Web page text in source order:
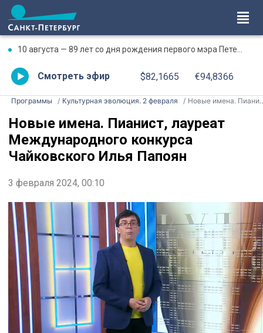
10 августа — 89 лет со дня рождения первого мэра Петербурга Анатолия Собчака
Смотреть эфир $82,1665 €94,8366
Программы Культурная эволюция. 2 февраля Новые имена. Пианист, лауреат Международного конкурса Чайковского Илья Папоян
Новые имена. Пианист, лауреат
Международного конкурса
Чайковского Илья Папоян
3 февраля 2024, 00:10